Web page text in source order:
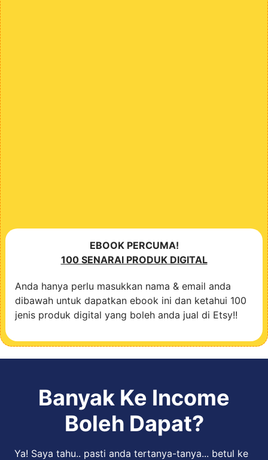
EBOOK PERCUMA!
100 SENARAI PRODUK DIGITAL
Anda hanya perlu masukkan nama & email anda
dibawah untuk dapatkan ebook ini dan ketahui 100
jenis produk digital yang boleh anda jual di Etsy!!
Banyak Ke Income
Boleh Dapat?
Ya! Saya tahu.. pasti anda tertanya-tanya... betul ke